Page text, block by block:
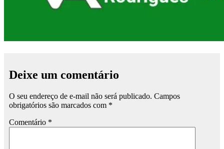
Deixe um comentário
O seu endereço de e-mail não será publicado. Campos
obrigatórios são marcados com *
Comentário *